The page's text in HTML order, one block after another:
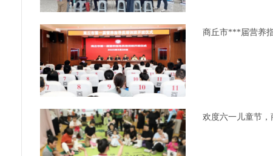
商丘市***届营养
欢度六一儿童节，